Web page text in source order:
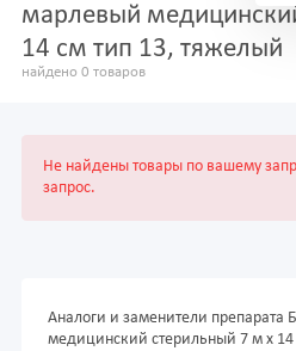
марлевый
14 см тип 13, тяжелый
найдено 0 товаров
Не найдены товары по вашему
запрос.
Аналоги и заменители препарата
медицинский стерильный 7 м х